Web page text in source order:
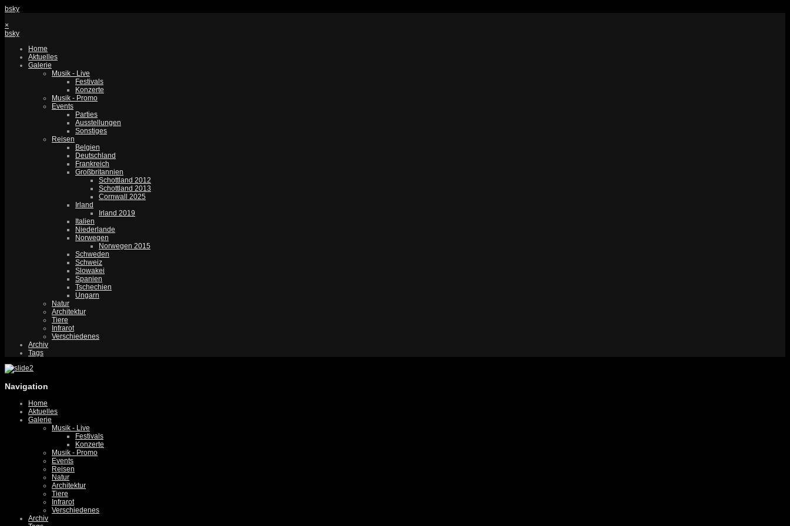
bsky
×
bsky
Home
Aktuelles
Galerie
Musik - Live
Festivals
Konzerte
Musik - Promo
Events
Parties
Ausstellungen
Sonstiges
Reisen
Belgien
Deutschland
Frankreich
Großbritannien
Schottland 2012
Schottland 2013
Cornwall 2025
Irland
Irland 2019
Italien
Niederlande
Norwegen
Norwegen 2015
Schweden
Schweiz
Slowakei
Spanien
Tschechien
Ungarn
Natur
Architektur
Tiere
Infrarot
Verschiedenes
Archiv
Tags
Navigation
Home
Aktuelles
Galerie
Musik - Live
Festivals
Konzerte
Musik - Promo
Events
Reisen
Natur
Architektur
Tiere
Infrarot
Verschiedenes
Archiv